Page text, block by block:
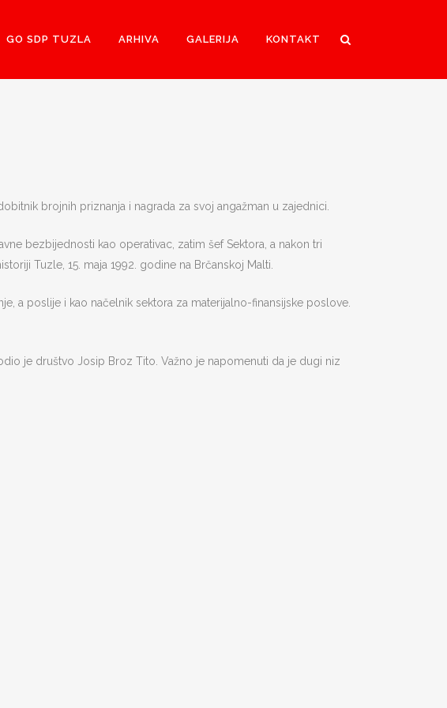
GO SDP TUZLA ARHIVA GALERIJA KONTAKT
brojnih priznanja i nagrada za svoj angažman u zajednici.
bezbijednosti kao operativac, zatim šef Sektora, a nakon tri
Tuzle, 15. maja 1992. godine na Brčanskoj Malti.
a poslije i kao načelnik sektora za materijalno-finansijske poslove.
je društvo Josip Broz Tito. Važno je napomenuti da je dugi niz